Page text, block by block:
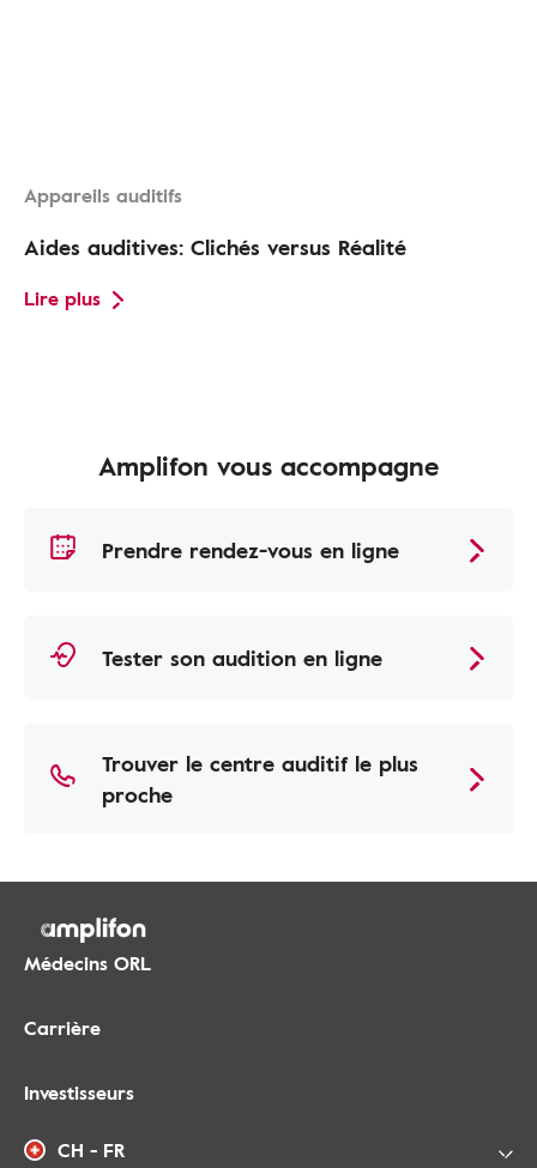
Appareils auditifs
Aides auditives: Clichés versus Réalité
Lire plus
Amplifon vous accompagne
Prendre rendez-vous en ligne
Tester son audition en ligne
Trouver le centre auditif le plus
proche
Médecins ORL
Carrière
Investisseurs
CH - FR